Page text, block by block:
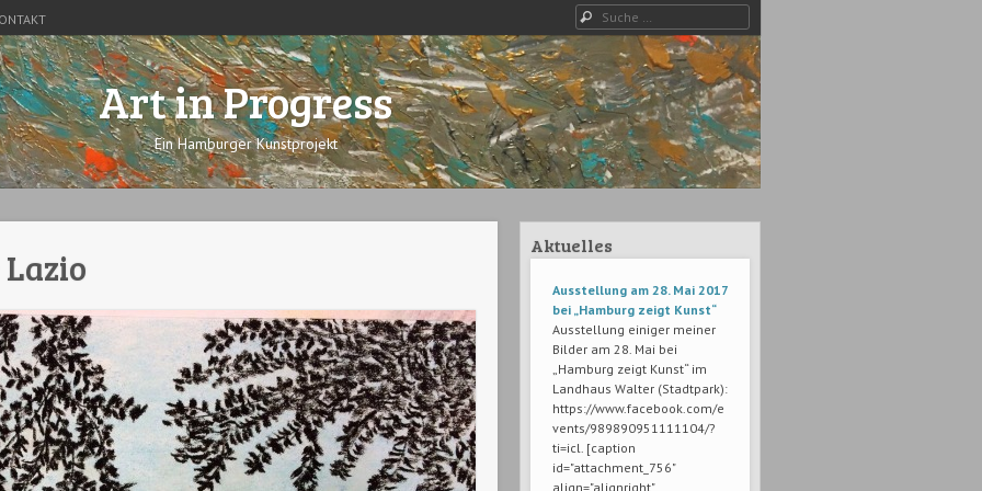
Suche
Art in Progress
Ein Hamburger Kunstprojekt
Lazio
Aktuelles
Ausstellung am 28. Mai 2017
bei „Hamburg zeigt Kunst“
Ausstellung einiger meiner
Bilder am 28. Mai bei
„Hamburg zeigt Kunst“ im
Landhaus Walter (Stadtpark):
https://www.facebook.com/e
vents/989890951111104/?
ti=icl. [caption
id="attachment_756"
align="alignright"